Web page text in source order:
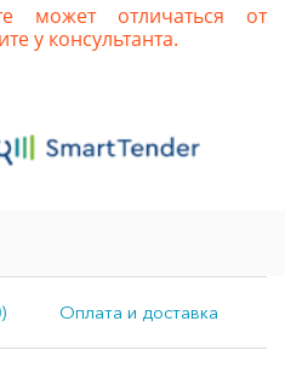
может отличаться от
у консультанта.
Оплата и доставка